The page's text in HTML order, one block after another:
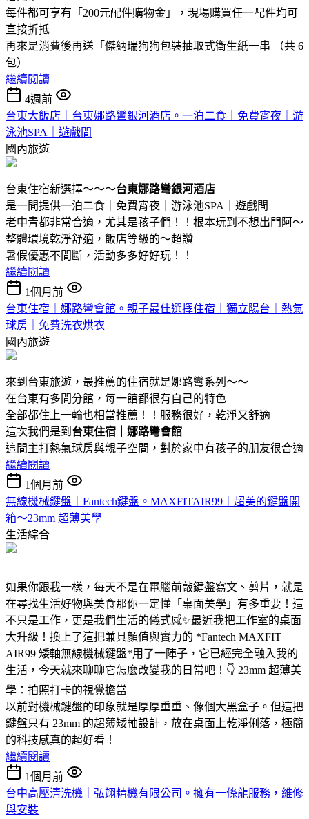
每件都可享有「200元配件購物金」，現場購買任一配件均可
直接折抵
再來是消費後再送「傑納瑞狗狗包裝抽取式衛生紙一串 （共 6
包）
繼續閱讀
4週前
台東大飯店｜台東娜路彎銀河酒店。一泊二食｜免費宵夜｜游
泳池SPA｜遊戲間
國內旅遊
台東住宿新選擇～～～台東娜路彎銀河酒店
是一間提供一泊二食｜免費宵夜｜游泳池SPA｜遊戲間
老中青都非常合適，尤其是孩子們！！根本玩到不想出門阿～
整體環境乾淨舒適，飯店等級的～超讚
暑假優惠不間斷，活動多多好好玩！！
繼續閱讀
1個月前
台東住宿｜娜路彎會館。親子最佳選擇住宿｜獨立陽台｜熱氣
球房｜免費洗衣烘衣
國內旅遊
來到台東旅遊，最推薦的住宿就是娜路彎系列～～
在台東有多間分館，每一館都很有自己的特色
全部都住上一輪也相當推薦！！服務很好，乾淨又舒適
這次我們是到 台東住宿｜娜路彎會館
這間主打熱氣球房與親子空間，對於家中有孩子的朋友很合適
繼續閱讀
1個月前
無線機械鍵盤｜Fantech鍵盤。MAXFITAIR99｜超美的鍵盤開
箱～23mm 超薄美學
生活綜合
如果你跟我一樣，每天不是在電腦前敲鍵盤寫文、剪片，就是
在尋找生活好物與美食那你一定懂「桌面美學」有多重要！這
不只是工作，更是我們生活的儀式感✨最近我把工作室的桌面
大升級！換上了這把兼具顏值與實力的 *Fantech MAXFIT
AIR99 矮軸無線機械鍵盤*用了一陣子，它已經完全融入我的
生活，今天就來聊聊它怎麼改變我的日常吧！👇 23mm 超薄美
學：拍照打卡的視覺擔當
以前對機械鍵盤的印象就是厚厚重重、像個大黑盒子。但這把
鍵盤只有 23mm 的超薄矮軸設計，放在桌面上乾淨俐落，極簡
的科技感真的超好看！
繼續閱讀
1個月前
台中高壓清洗機｜弘翊精機有限公司。擁有一條龍服務，維修
與安裝